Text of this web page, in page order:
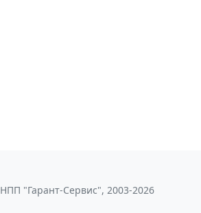
"Гарант-Сервис", 2003-2026